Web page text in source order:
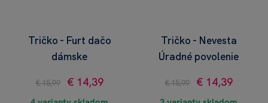
Tričko - Furt dačo
dámske
€ 15,99 € 14,39
Tričko - Nevesta
Úradné povolenie
€ 15,99 € 14,39